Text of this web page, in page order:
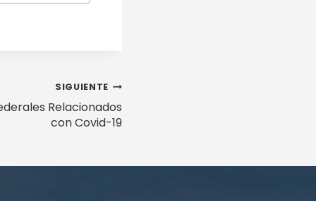
SIGUIENTE
Relacionados
con Covid-19